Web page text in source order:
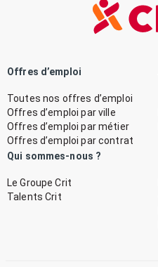
Offres d’emploi
Toutes nos offres d’emploi
Offres d’emploi par ville
Offres d’emploi par métier
Offres d’emploi par contrat
Qui sommes-nous ?
Le Groupe Crit
Talents Crit